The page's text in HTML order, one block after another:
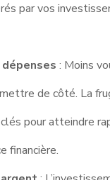
par vos
: Moins
de côté. La
pour atteindre
financière.